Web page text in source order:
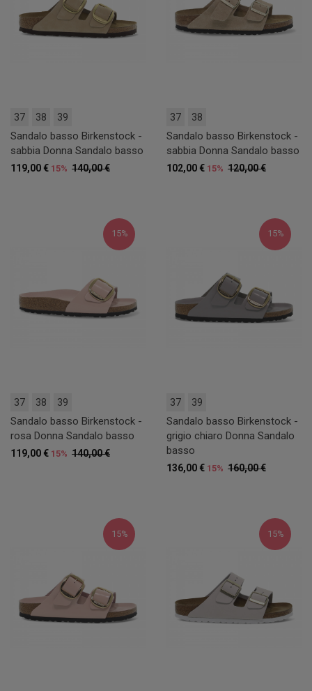
37 38 39
Sandalo basso Birkenstock -
sabbia Donna Sandalo basso
140,00 €
119,00 € 15%
37 38
Sandalo basso Birkenstock -
sabbia Donna Sandalo basso
120,00 €
102,00 € 15%
15%
37 38 39
Sandalo basso Birkenstock -
rosa Donna Sandalo basso
140,00 €
119,00 € 15%
15%
37 39
Sandalo basso Birkenstock -
grigio chiaro Donna Sandalo
basso
160,00 €
136,00 € 15%
15% 15%